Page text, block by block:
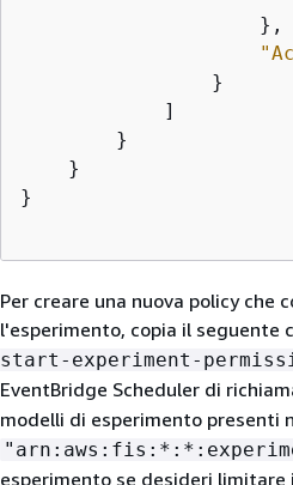
                    },
                }
            ]
        }
    }
}
Per creare una nuova policy che
l'esperimento, copia il seguente
start-experiment-
EventBridge Scheduler di
modelli di esperimento presenti
esperimento se desideri limitare